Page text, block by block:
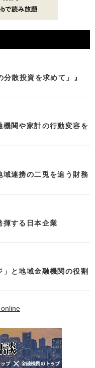
散投資を求めて」』
関や家計の行動変容を
連携の二兎を追う財務
揮する日本企業
」と地域金融機関の役割